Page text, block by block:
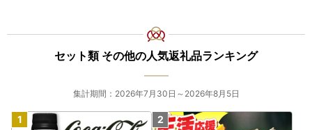
セット類 その他の人気返礼品ランキング
集計期間：2026年7月30日～2026年8月5日